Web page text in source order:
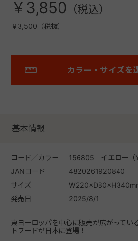
￥3,850
￥3,500（税抜）
カラー・サイズを
基本情報
コード／カラー
156805 イエロー（
JANコード
4820261920840
サイズ
発売日
2025/8/1
東ヨーロッパを中心に販売が広がってい
トフードが日本に登場！